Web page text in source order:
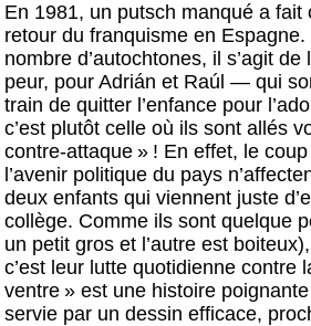
En 1981, un putsch manqué a fait
retour du franquisme en Espagne.
nombre d’autochtones, il s’agit de
peur, pour Adrián et Raúl — qui
train de quitter l’enfance pour
c’est plutôt celle où ils sont allés
contre-attaque » ! En effet, le coup
l’avenir politique du pays
deux enfants qui viennent juste
collège. Comme ils sont quelque
un petit gros et l’autre est
c’est leur lutte quotidienne contre
ventre » est une histoire
servie par un dessin efficace,